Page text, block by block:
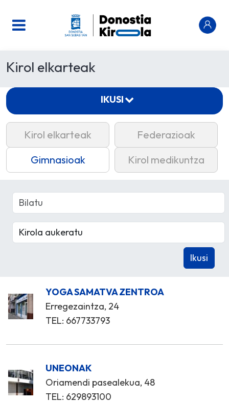
Kirol elkarteak
Kirol elkarteak
Federazioak
Gimnasioak
Kirol medikuntza
YOGA SAMATVA ZENTROA
Erregezaintza, 24
TEL: 667733793
UNEONAK
Oriamendi pasealekua, 48
TEL: 629893100
IKUSI